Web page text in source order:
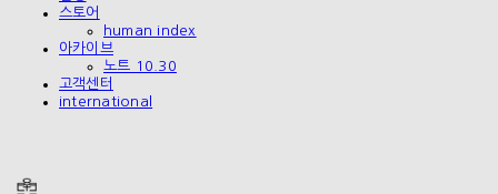
스토어
human index
아카이브
노트 10.30
고객센터
international